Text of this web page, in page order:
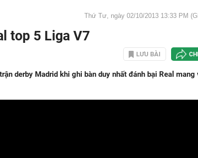
Thứ Tư, ngày 02/10/2013 13:33 PM
top 5 Liga V7
LƯU BÀI
derby Madrid khi ghi bàn duy nhất đánh bại Real mang